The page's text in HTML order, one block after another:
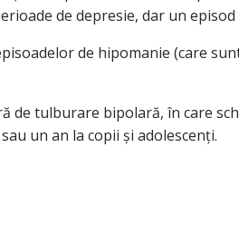
de depresie, dar un
de hipomanie (care
de tulburare bipolară, în care
un an la copii și adolescenți.